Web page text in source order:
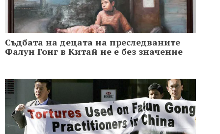
Съдбата на децата на преследваните
Фалун Гонг в Китай не е без значение